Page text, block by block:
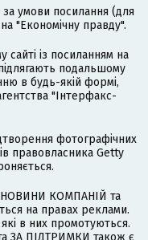
умови посилання (для
"Економічну правду".
сайті із посиланням на
подальшому
в будь-якій формі,
"Інтерфакс-
фотографічних
правовласника Getty
НОВИНИ КОМПАНІЙ та
на правах реклами.
в них промотуються.